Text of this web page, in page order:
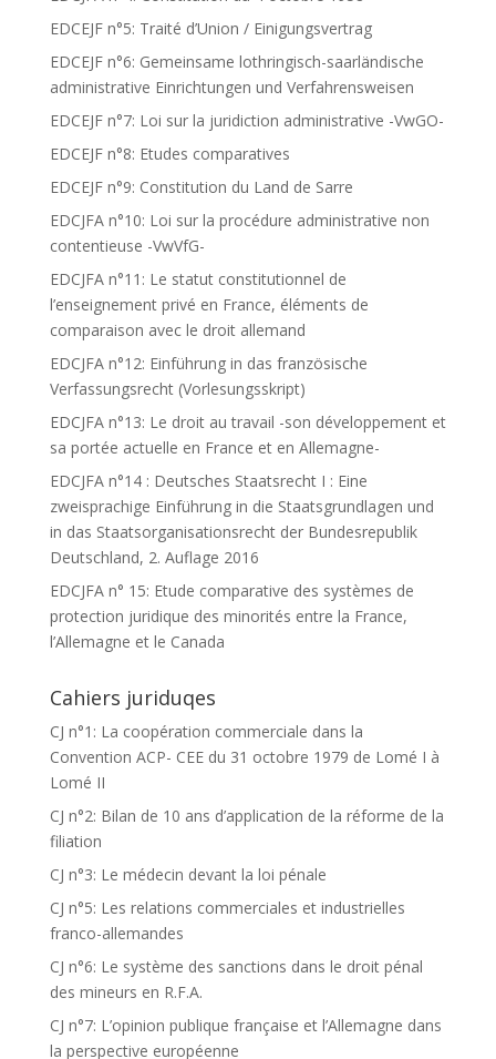
EDCEJF n°5: Traité d’Union / Einigungsvertrag
EDCEJF n°6: Gemeinsame lothringisch-saarländische
administrative Einrichtungen und Verfahrensweisen
EDCEJF n°7: Loi sur la juridiction administrative -VwGO-
EDCEJF n°8: Etudes comparatives
EDCEJF n°9: Constitution du Land de Sarre
EDCJFA n°10: Loi sur la procédure administrative non
contentieuse -VwVfG-
EDCJFA n°11: Le statut constitutionnel de
l’enseignement privé en France, éléments de
comparaison avec le droit allemand
EDCJFA n°12: Einführung in das französische
Verfassungsrecht (Vorlesungsskript)
EDCJFA n°13: Le droit au travail -son développement et
sa portée actuelle en France et en Allemagne-
EDCJFA n°14 : Deutsches Staatsrecht I : Eine
zweisprachige Einführung in die Staatsgrundlagen und
in das Staatsorganisationsrecht der Bundesrepublik
Deutschland, 2. Auflage 2016
EDCJFA n° 15: Etude comparative des systèmes de
protection juridique des minorités entre la France,
l’Allemagne et le Canada
Cahiers juriduqes
CJ n°1: La coopération commerciale dans la
Convention ACP- CEE du 31 octobre 1979 de Lomé I à
Lomé II
CJ n°2: Bilan de 10 ans d’application de la réforme de la
filiation
CJ n°3: Le médecin devant la loi pénale
CJ n°5: Les relations commerciales et industrielles
franco-allemandes
CJ n°6: Le système des sanctions dans le droit pénal
des mineurs en R.F.A.
CJ n°7: L’opinion publique française et l’Allemagne dans
la perspective européenne